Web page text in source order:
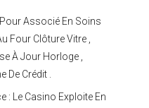
Associé En Soins
Four Clôture Vitre ,
À Jour Horloge ,
De Crédit .
: Le Casino Exploite En